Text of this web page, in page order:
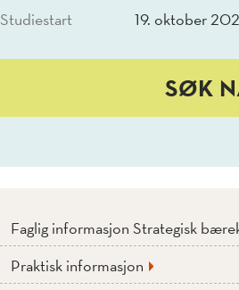
Studiestart
19. oktober
SØK
Faglig informasjon Strategisk
Praktisk informasjon